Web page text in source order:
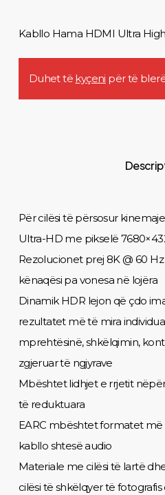
Kabllo Hama HDMI Ultra
Duhet të kyçeni për të
Për cilësi të përsosur
Ultra-HD me pikselë
Rezolucionet prej 8K @ 60
kënaqësi pa vonesa në lojëra
Dinamik HDR lejon që çdo
rezultatet më të mira
mprehtësinë, shkëlqimin,
zgjeruar të ngjyrave
Mbështet lidhjet e rrjetit
të reduktuara
EARC mbështet formatet më
kabllo shtesë audio
Materiale me cilësi të lartë
cilësi të shkëlqyer të